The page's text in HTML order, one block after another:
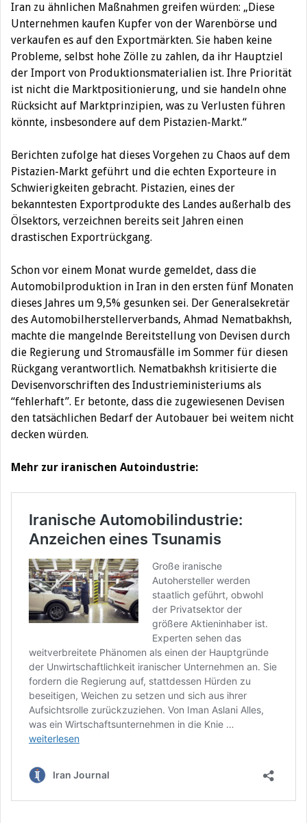
Iran zu ähnlichen Maßnahmen greifen würden: „Diese
Unternehmen kaufen Kupfer von der Warenbörse und
verkaufen es auf den Exportmärkten. Sie haben keine
Probleme, selbst hohe Zölle zu zahlen, da ihr Hauptziel
der Import von Produktionsmaterialien ist. Ihre Priorität
ist nicht die Marktpositionierung, und sie handeln ohne
Rücksicht auf Marktprinzipien, was zu Verlusten führen
könnte, insbesondere auf dem Pistazien-Markt.“
Berichten zufolge hat dieses Vorgehen zu Chaos auf dem
Pistazien-Markt geführt und die echten Exporteure in
Schwierigkeiten gebracht. Pistazien, eines der
bekanntesten Exportprodukte des Landes außerhalb des
Ölsektors, verzeichnen bereits seit Jahren einen
drastischen Exportrückgang.
Schon vor einem Monat wurde gemeldet, dass die
Automobilproduktion in Iran in den ersten fünf Monaten
dieses Jahres um 9,5% gesunken sei. Der Generalsekretär
des Automobilherstellerverbands, Ahmad Nematbakhsh,
machte die mangelnde Bereitstellung von Devisen durch
die Regierung und Stromausfälle im Sommer für diesen
Rückgang verantwortlich. Nematbakhsh kritisierte die
Devisenvorschriften des Industrieministeriums als
“fehlerhaft”. Er betonte, dass die zugewiesenen Devisen
den tatsächlichen Bedarf der Autobauer bei weitem nicht
decken würden.
Mehr zur iranischen Autoindustrie: